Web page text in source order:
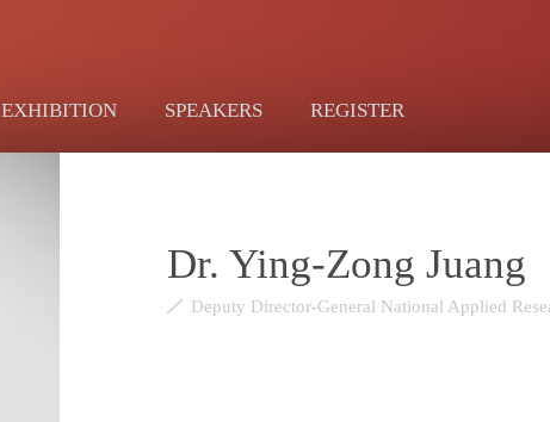
EXHIBITION SPEAKERS REGISTER
Dr. Ying-Zong Juang
Deputy Director-General National Applied